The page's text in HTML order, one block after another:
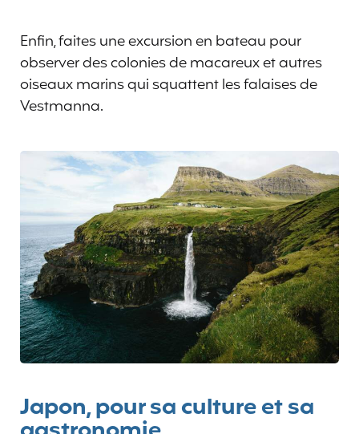
Enfin, faites une excursion en bateau pour
observer des colonies de macareux et autres
oiseaux marins qui squattent les falaises de
Vestmanna.
Japon, pour sa culture et sa